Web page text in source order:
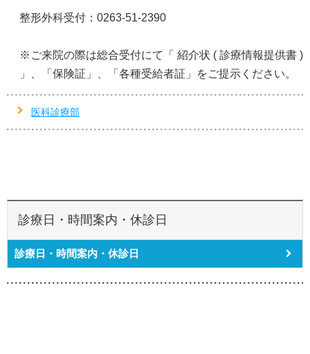
整形外科受付：0263-51-2390
※ご来院の際は総合受付にて「 紹介状 ( 診療情報提供書 )
」、「保険証」、「各種受給者証」をご提示ください。
医科診療部
診療日・時間案内・休診日
診療日・時間案内・休診日